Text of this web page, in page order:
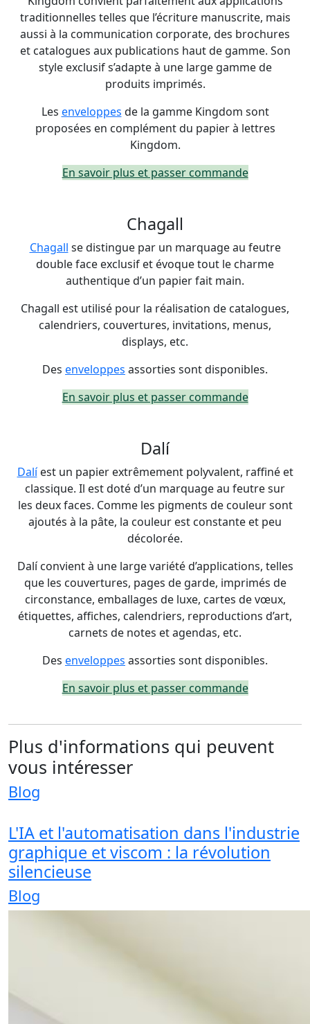
traditionnelles telles que l’écriture manuscrite, mais
aussi à la communication corporate, des brochures
et catalogues aux publications haut de gamme. Son
style exclusif s’adapte à une large gamme de
produits imprimés.
Les enveloppes de la gamme Kingdom sont
proposées en complément du papier à lettres
Kingdom.
En savoir plus et passer commande
Chagall
Chagall se distingue par un marquage au feutre
double face exclusif et évoque tout le charme
authentique d’un papier fait main.
Chagall est utilisé pour la réalisation de catalogues,
calendriers, couvertures, invitations, menus,
displays, etc.
Des enveloppes assorties sont disponibles.
En savoir plus et passer commande
Dalí
Dalíest un papier extrêmement polyvalent, raffiné et
classique. Il est doté d’un marquage au feutre sur
les deux faces. Comme les pigments de couleur sont
ajoutés à la pâte, la couleur est constante et peu
décolorée.
Dalí convient à une large variété d’applications, telles
que les couvertures, pages de garde, imprimés de
circonstance, emballages de luxe, cartes de vœux,
étiquettes, affiches, calendriers, reproductions d’art,
carnets de notes et agendas, etc.
Des enveloppes assorties sont disponibles.
En savoir plus et passer commande
Plus d'informations qui peuvent
vous intéresser
Blog
L'IA et l'automatisation dans l'industrie
graphique et viscom : la révolution
silencieuse
Blog